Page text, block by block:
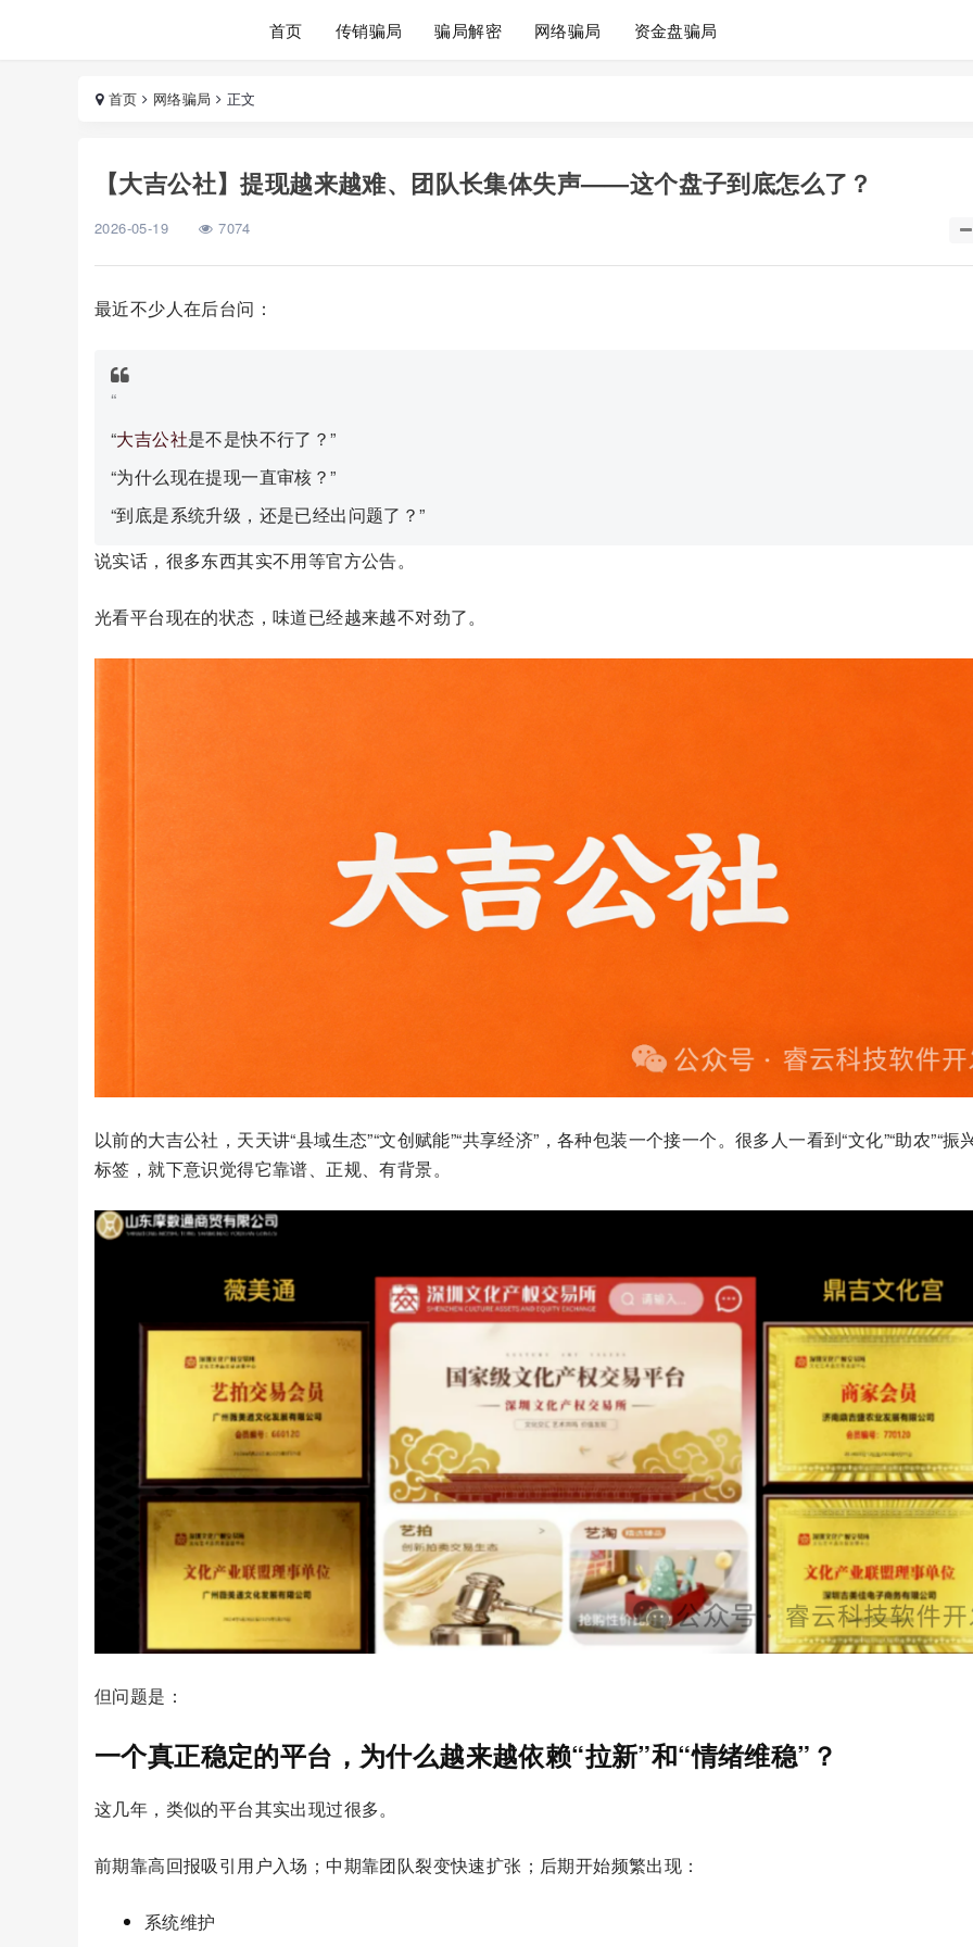
首页 传销骗局 骗局解密 网络骗局 资金盘骗局
首页 网络骗局 正文
【大吉公社】提现越来越难、团队长集体失声——这个盘子到底怎么了？
2026-05-19 7074
最近不少人在后台问：
“
“大吉公社是不是快不行了？”
“为什么现在提现一直审核？”
“到底是系统升级，还是已经出问题了？”
说实话，很多东西其实不用等官方公告。
光看平台现在的状态，味道已经越来越不对劲了。
以前的大吉公社，天天讲“县域生态”“文创赋能”“共享经济”，各种包装一个接一个。很多人一看到“文化”“助农”“振
标签，就下意识觉得它靠谱、正规、有背景。
但问题是：
一个真正稳定的平台，为什么越来越依赖“拉新”和“情绪维稳”？
这几年，类似的平台其实出现过很多。
前期靠高回报吸引用户入场；中期靠团队裂变快速扩张；后期开始频繁出现：
系统维护